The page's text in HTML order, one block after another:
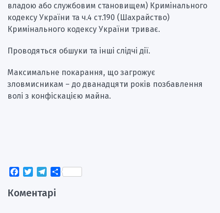
владою або службовим становищем) Кримінального
кодексу України та ч.4 ст.190 (Шахрайство)
Кримінального кодексу України триває.
Проводяться обшуки та інші слідчі дії.
Максимальне покарання, що загрожує
зловмисникам – до дванадцяти років позбавлення
волі з конфіскацією майна.
Facebook
TwitterTelegram
Поділитися
Коментарі